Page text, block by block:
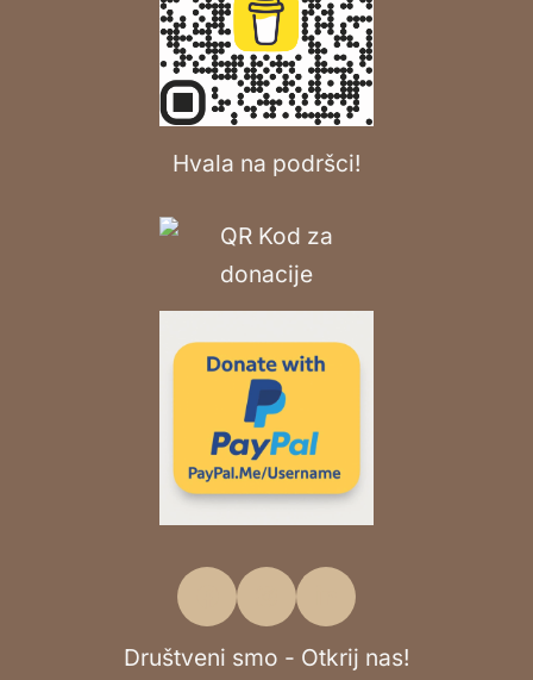
Hvala na podršci!
Društveni smo - Otkrij nas!